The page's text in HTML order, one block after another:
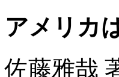
アメリカ
佐藤雅哉